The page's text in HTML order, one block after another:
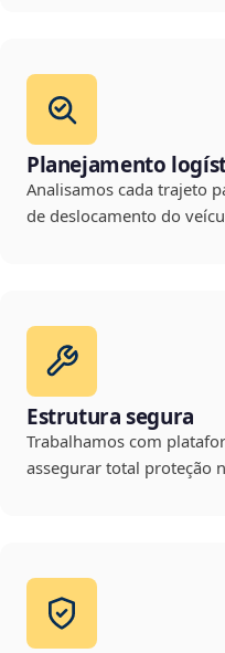
Planejamento
Analisamos cada trajeto
de deslocamento do
Estrutura segura
Trabalhamos com
assegurar total proteção